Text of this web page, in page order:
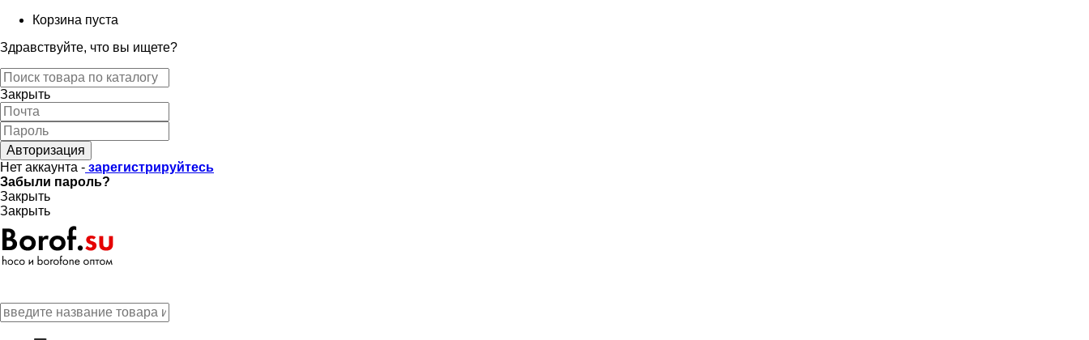
Корзина пуста
Здравствуйте, что вы ищете?
Закрыть
Авторизация
Нет аккаунта - зарегистрируйтесь
Забыли пароль?
Закрыть
Закрыть